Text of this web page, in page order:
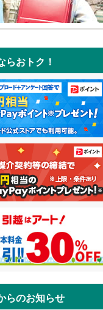
おトク！
らのお知らせ